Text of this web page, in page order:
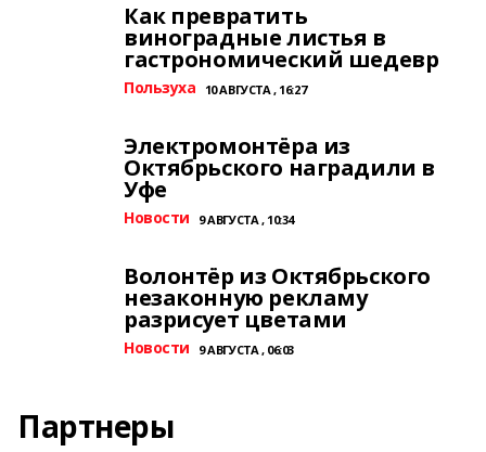
Как превратить
виноградные листья в
гастрономический шедевр
Пользуха 10 АВГУСТА , 16:27
Электромонтёра из
Октябрьского наградили в
Уфе
Новости 9 АВГУСТА , 10:34
Волонтёр из Октябрьского
незаконную рекламу
разрисует цветами
Новости 9 АВГУСТА , 06:03
Партнеры